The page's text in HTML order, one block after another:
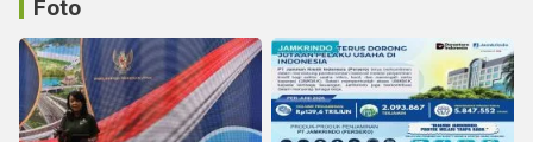
Foto